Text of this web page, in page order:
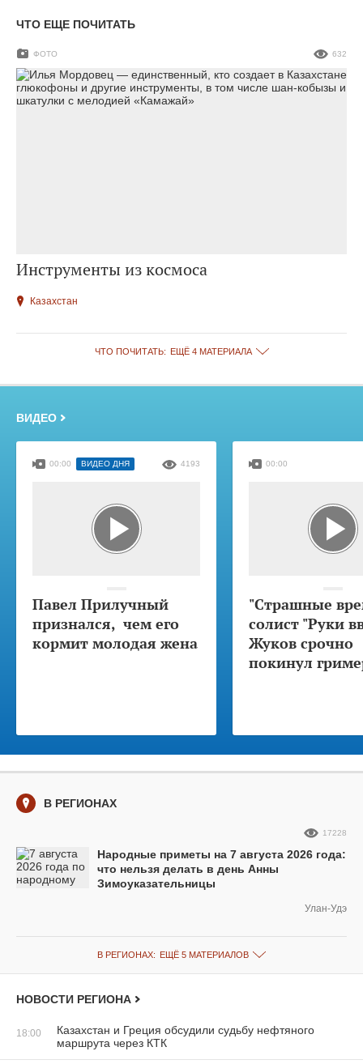
ЧТО ЕЩЕ ПОЧИТАТЬ
Инструменты из космоса
ФОТО 632
Казахстан
ЧТО ПОЧИТАТЬ: ЕЩЁ 4 МАТЕРИАЛА
ВИДЕО
Павел Прилучный
признался, чем его
кормит молодая жена
00:00 ВИДЕО ДНЯ 4193
"Страшные
солист "Руки
Жуков срочно
покинул
00:00
В РЕГИОНАХ
Народные приметы на 7 августа 2026 года:
что нельзя делать в день Анны
Зимоуказательницы
17228
Улан-Удэ
В РЕГИОНАХ: ЕЩЁ 5 МАТЕРИАЛОВ
НОВОСТИ РЕГИОНА
18:00
Казахстан и Греция обсудили судьбу нефтяного
маршрута через КТК